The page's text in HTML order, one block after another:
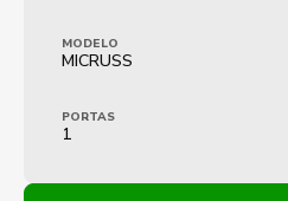
MODELO
MICRUSS
PORTAS
1